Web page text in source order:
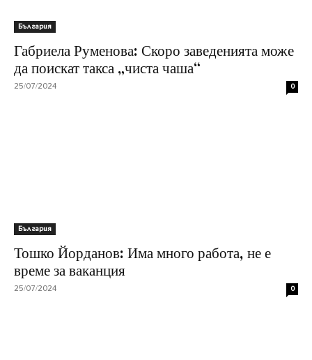
България
Габриела Руменова: Скоро заведенията може
да поискат такса „чиста чаша“
25/07/2024 0
България
Тошко Йорданов: Има много работа, не е
време за ваканция
25/07/2024 0